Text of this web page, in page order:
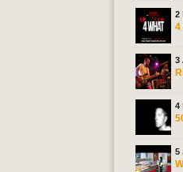
2
4
3
4
5